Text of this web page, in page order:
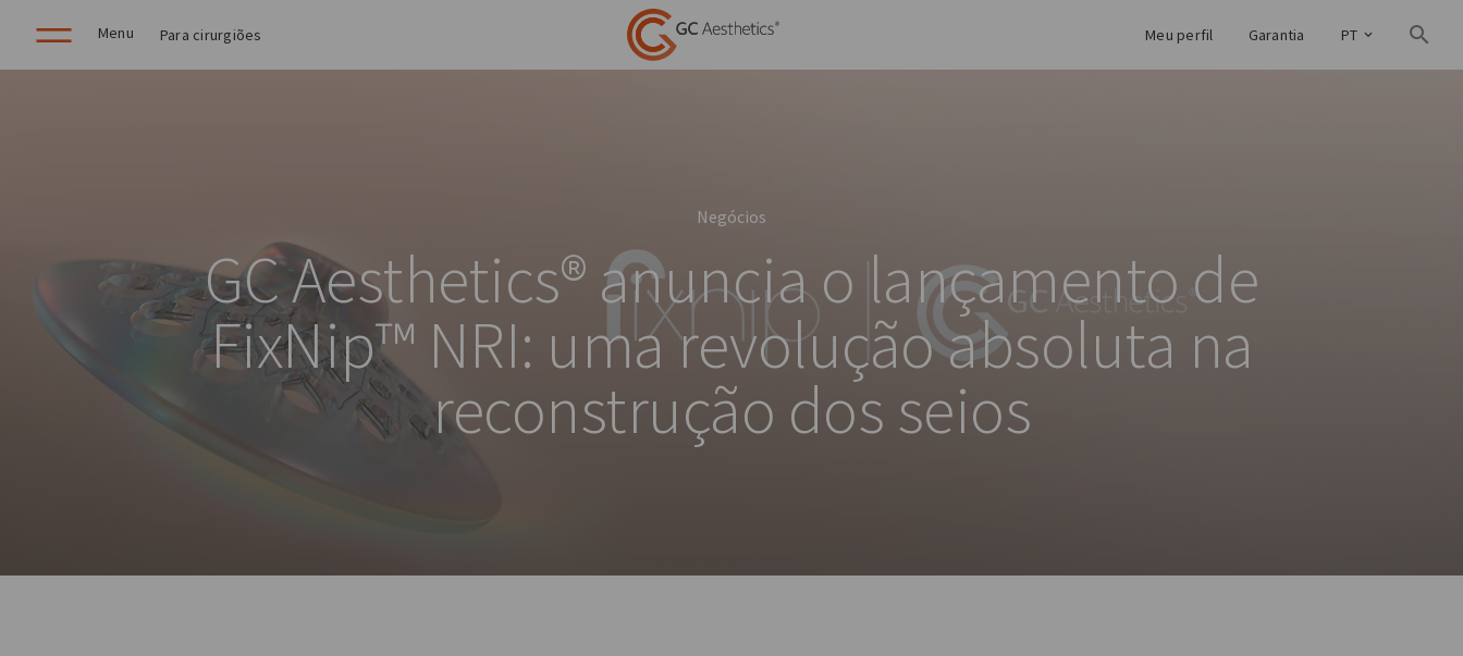
Menu Para cirurgiões Meu perfil Garantia PT
Negócios
GC Aesthetics® anuncia o lançamento de
FixNip™ NRI: uma revolução absoluta na
reconstrução dos seios